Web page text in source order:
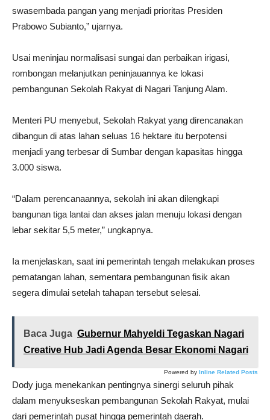
swasembada pangan yang menjadi prioritas Presiden
Prabowo Subianto,” ujarnya.
Usai meninjau normalisasi sungai dan perbaikan irigasi,
rombongan melanjutkan peninjauannya ke lokasi
pembangunan Sekolah Rakyat di Nagari Tanjung Alam.
Menteri PU menyebut, Sekolah Rakyat yang direncanakan
dibangun di atas lahan seluas 16 hektare itu berpotensi
menjadi yang terbesar di Sumbar dengan kapasitas hingga
3.000 siswa.
“Dalam perencanaannya, sekolah ini akan dilengkapi
bangunan tiga lantai dan akses jalan menuju lokasi dengan
lebar sekitar 5,5 meter,” ungkapnya.
Ia menjelaskan, saat ini pemerintah tengah melakukan proses
pematangan lahan, sementara pembangunan fisik akan
segera dimulai setelah tahapan tersebut selesai.
Baca Juga Gubernur Mahyeldi Tegaskan Nagari
Creative Hub Jadi Agenda Besar Ekonomi Nagari
Powered by Inline Related Posts
Dody juga menekankan pentingnya sinergi seluruh pihak
dalam menyukseskan pembangunan Sekolah Rakyat, mulai
dari pemerintah pusat hingga pemerintah daerah.